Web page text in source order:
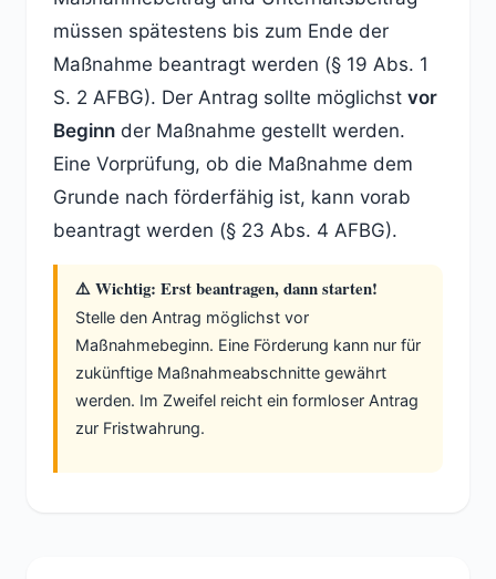
müssen spätestens bis zum Ende der
Maßnahme beantragt werden (§ 19 Abs. 1
S. 2 AFBG). Der Antrag sollte möglichst vor
Beginn der Maßnahme gestellt werden.
Eine Vorprüfung, ob die Maßnahme dem
Grunde nach förderfähig ist, kann vorab
beantragt werden (§ 23 Abs. 4 AFBG).
⚠️ Wichtig: Erst beantragen, dann starten!
Stelle den Antrag möglichst vor
Maßnahmebeginn. Eine Förderung kann nur für
zukünftige Maßnahmeabschnitte gewährt
werden. Im Zweifel reicht ein formloser Antrag
zur Fristwahrung.